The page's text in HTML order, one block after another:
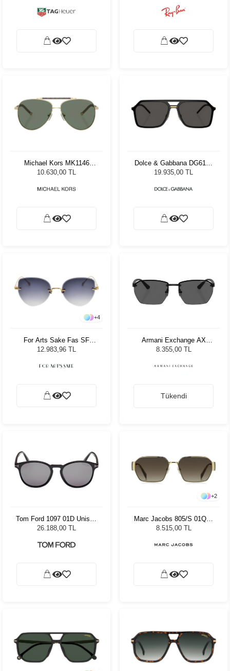
Michael Kors MK1146
10143H 59 Unisex Güneş
Gözlüğü
10.630,00 TL
Dolce & Gabbana DG6196
252587 59 Kadın Güneş
Gözlüğü
19.935,00 TL
+4
For Arts Sake Fas SF
025GD Kadın Güneş
12.983,96 TL
Armani Exchange AX
2048S 600087 59 Unisex
8.355,00 TL
Tükendi
Tom Ford 1097 01D Unisex
Güneş Gözlüğü
26.188,00 TL
+2
Marc Jacobs 805/S 01Q59
Kadın Güneş Gözlüğü
8.515,00 TL